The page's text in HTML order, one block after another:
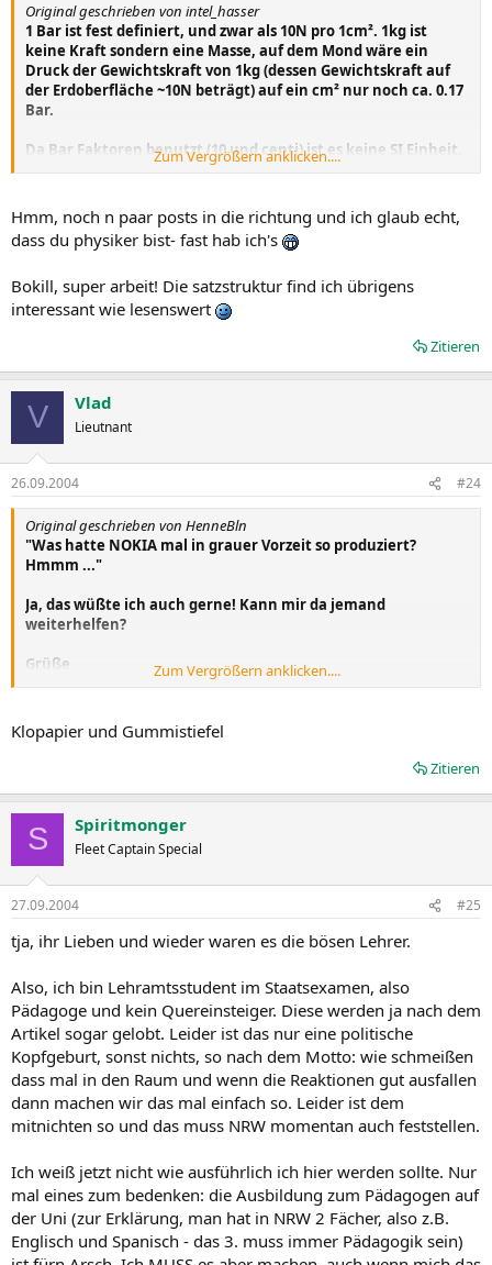
Original geschrieben von intel_hasser
1 Bar ist fest definiert, und zwar als 10N pro 1cm². 1kg ist
keine Kraft sondern eine Masse, auf dem Mond wäre ein
Druck der Gewichtskraft von 1kg (dessen Gewichtskraft auf
der Erdoberfläche ~10N beträgt) auf ein cm² nur noch ca. 0.17
Bar.
Da Bar Faktoren benutzt (10 und centi) ist es keine SI Einheit,
die SI Einheit zum Druck lautet Pascal - 1pa = 1N/m².
Zum Vergrößern anklicken....
Hmm, noch n paar posts in die richtung und ich glaub echt,
dass du physiker bist- fast hab ich's
Bokill, super arbeit! Die satzstruktur find ich übrigens
interessant wie lesenswert
Zitieren
V Vlad
Lieutnant
26.09.2004 #24
Original geschrieben von HenneBln
"Was hatte NOKIA mal in grauer Vorzeit so produziert?
Hmmm ..."
Ja, das wüßte ich auch gerne! Kann mir da jemand
weiterhelfen?
Grüße
Zum Vergrößern anklicken....
Klopapier und Gummistiefel
Zitieren
S Spiritmonger
Fleet Captain Special
27.09.2004 #25
tja, ihr Lieben und wieder waren es die bösen Lehrer.
Also, ich bin Lehramtsstudent im Staatsexamen, also
Pädagoge und kein Quereinsteiger. Diese werden ja nach dem
Artikel sogar gelobt. Leider ist das nur eine politische
Kopfgeburt, sonst nichts, so nach dem Motto: wie schmeißen
dass mal in den Raum und wenn die Reaktionen gut ausfallen
dann machen wir das mal einfach so. Leider ist dem
mitnichten so und das muss NRW momentan auch feststellen.
Ich weiß jetzt nicht wie ausführlich ich hier werden sollte. Nur
mal eines zum bedenken: die Ausbildung zum Pädagogen auf
der Uni (zur Erklärung, man hat in NRW 2 Fächer, also z.B.
Englisch und Spanisch - das 3. muss immer Pädagogik sein)